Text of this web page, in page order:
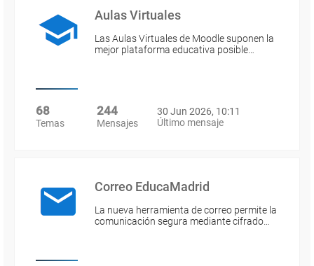
Aulas Virtuales
Las Aulas Virtuales de Moodle suponen la
mejor plataforma educativa posible…
68
Temas
244
Mensajes
30 Jun 2026, 10:11
Último mensaje
Correo EducaMadrid
La nueva herramienta de correo permite la
comunicación segura mediante cifrado…